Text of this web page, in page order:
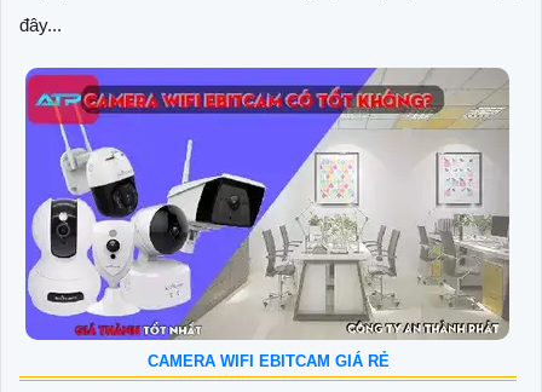
đây...
CAMERA WIFI EBITCAM GIÁ RẺ